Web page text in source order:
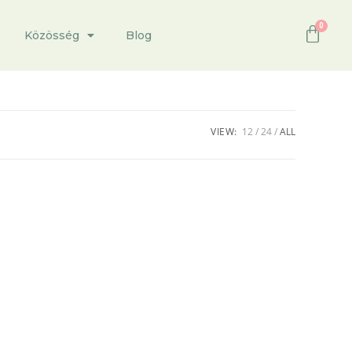
Közösség Blog
VIEW: 12 24 ALL